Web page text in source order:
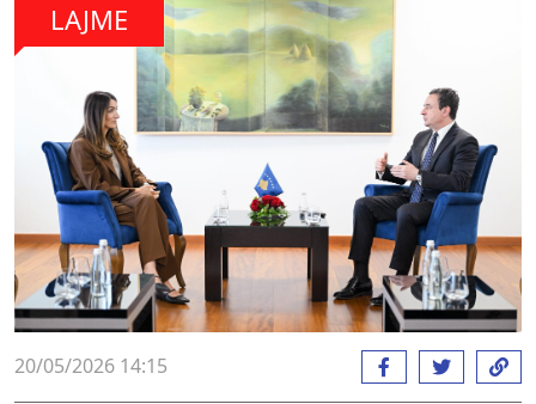
LAJME
20/05/2026 14:15